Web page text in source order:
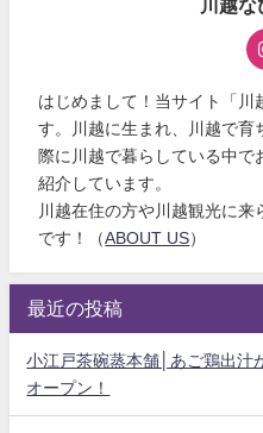
川越な
はじめまして！当サイト「川
す。川越に生まれ、川越で育
際に川越で暮らしている中で
紹介しています。
川越在住の方や川越観光に
です！（ABOUT US）
最近の投稿
小江戸茶碗蒸本舗│あご鶏出汁
オープン！